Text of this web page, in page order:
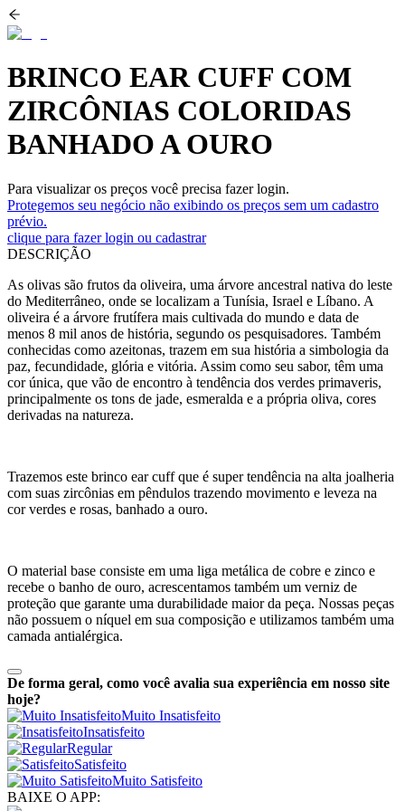
BRINCO EAR CUFF COM
ZIRCÔNIAS COLORIDAS
BANHADO A OURO
Para visualizar os preços você precisa fazer login.
Protegemos seu negócio não exibindo os preços sem um cadastro
prévio.
clique para fazer login ou cadastrar
DESCRIÇÃO
As olivas são frutos da oliveira, uma árvore ancestral nativa do leste
do Mediterrâneo, onde se localizam a Tunísia, Israel e Líbano. A
oliveira é a árvore frutífera mais cultivada do mundo e data de
menos 8 mil anos de história, segundo os pesquisadores. Também
conhecidas como azeitonas, trazem em sua história a simbologia da
paz, fecundidade, glória e vitória. Assim como seu sabor, têm uma
cor única, que vão de encontro à tendência dos verdes primaveris,
principalmente os tons de jade, esmeralda e a própria oliva, cores
derivadas na natureza.
Trazemos este brinco ear cuff que é super tendência na alta joalheria
com suas zircônias em pêndulos trazendo movimento e leveza na
cor verdes e rosas, banhado a ouro.
O material base consiste em uma liga metálica de cobre e zinco e
recebe o banho de ouro, acrescentamos também um verniz de
proteção que garante uma durabilidade maior da peça. Nossas peças
não possuem o níquel em sua composição e utilizamos também uma
camada antialérgica.
De forma geral, como você avalia sua experiência em nosso site
hoje?
Muito Insatisfeito
Insatisfeito
Regular
Satisfeito
Muito Satisfeito
BAIXE O APP: